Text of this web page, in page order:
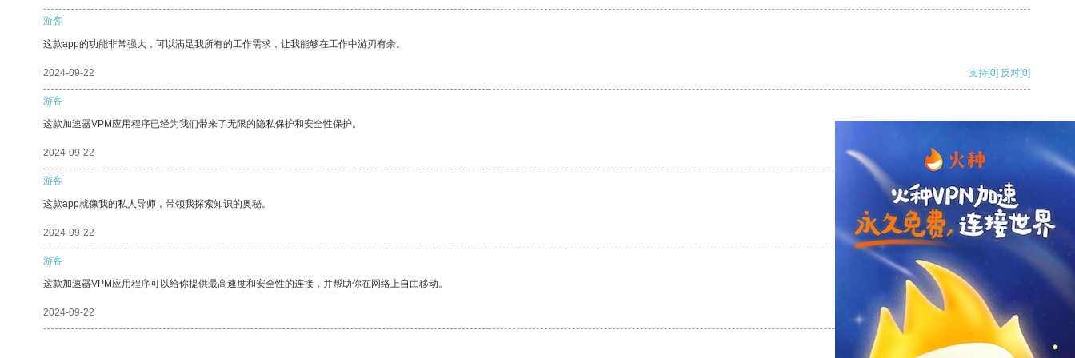
游客
这款app的功能非常强大，可以满足我所有的工作需求，让我能够在工作中游刃有余。
2024-09-22 支持[0] 反对[0]
游客
这款加速器VPM应用程序已经为我们带来了无限的隐私保护和安全性保护。
2024-09-22 支持
游客
这款app就像我的私人导师，带领我探索知识的奥秘。
2024-09-22 支持[0] 反对[0]
游客
这款加速器VPM应用程序可以给你提供最高速度和安全性的连接，并帮助你在网络上自由移动。
2024-09-22 支持[0] 反对[0]